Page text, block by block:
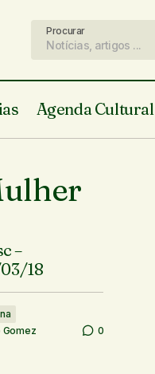
Procurar
Agenda Cultural
–
18
Gomez 0